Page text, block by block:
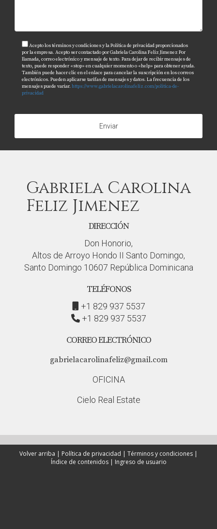
Acepto los términos y condiciones y la Política de privacidad proporcionados
por la empresa. Acepto ser contactado por Gabriela Carolina Feliz Jimenez Por
llamada, correo electrónico y mensaje de texto. Para dejar de recibir mensajes de
texto, puede responder «stop» en cualquier momento o «help» para obtener ayuda.
También puede hacer clic en el enlace para cancelar la suscripción en los correos
electrónicos. Pueden aplicarse tarifas de mensajes y datos. La frecuencia de los
mensajes puede variar. https://www.gabrielacarolinafeliz.com/politica-de-
privacidad
Enviar
Gabriela Carolina
Feliz Jimenez
DIRECCIÓN
Don Honorio,
Altos de Arroyo Hondo II Santo Domingo,
Santo Domingo 10607 República Dominicana
TELÉFONOS
+1 829 937 5537
+1 829 937 5537
CORREO ELECTRÓNICO
gabrielacarolinafeliz@gmail.com
OFICINA
Cielo Real Estate
Volver arriba | Política de privacidad | Términos y condiciones |
Índice de contenidos| Ingreso de usuario